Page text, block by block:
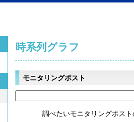
時系列グラフ
モニタリングポスト
調べたいモニタリングポス